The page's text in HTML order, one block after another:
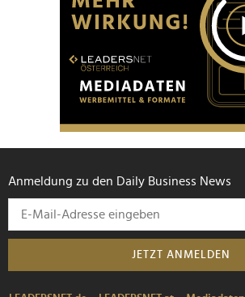
Anmeldung zu den Daily Business News
JETZT ANMELDEN